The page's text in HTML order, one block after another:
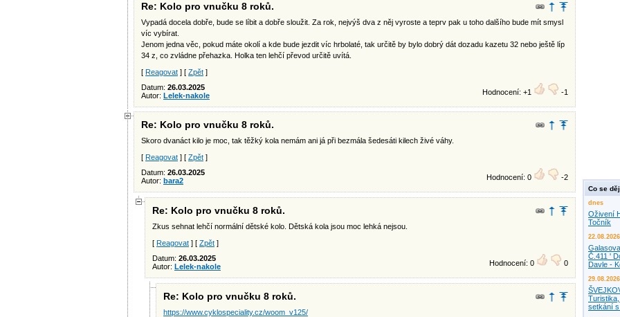
Re: Kolo pro vnučku 8 roků.
Vypadá docela dobře, bude se líbit a dobře sloužit. Za rok, nejvýš dva z něj vyroste a teprv pak u toho dalšího bude mít smysl
víc vybírat.
Jenom jedna věc, pokud máte okolí a kde bude jezdit víc hrbolaté, tak určitě by bylo dobrý dát dozadu kazetu 32 nebo ještě líp
34 z, co zvládne přehazka. Holka ten lehčí převod určitě uvítá.
[ Reagovat ] [ Zpět ]
Datum: 26.03.2025
Autor: Lelek-nakole Hodnocení: +1 -1
Re: Kolo pro vnučku 8 roků.
Skoro dvanáct kilo je moc, tak těžký kola nemám ani já při bezmála šedesáti kilech živé váhy.
[ Reagovat ] [ Zpět ]
Datum: 26.03.2025
Autor: bara2 Hodnocení: 0 -2
Re: Kolo pro vnučku 8 roků.
Zkus sehnat lehčí normální dětské kolo. Dětská kola jsou moc lehká nejsou.
[ Reagovat ] [ Zpět ]
Datum: 26.03.2025
Autor: Lelek-nakole Hodnocení: 0 0
Re: Kolo pro vnučku 8 roků.
https://www.cyklospeciality.cz/woom_v125/
Co se
dnes
Oživení
Točník
22.08.2026
Č.411 '
Davle -
29.08.2026
setkání